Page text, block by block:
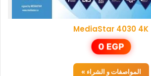
MediaStar 4030 4K
0 EGP
المواصفات و الشراء »